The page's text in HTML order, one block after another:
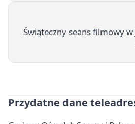
Świąteczny seans filmowy w
Przydatne dane